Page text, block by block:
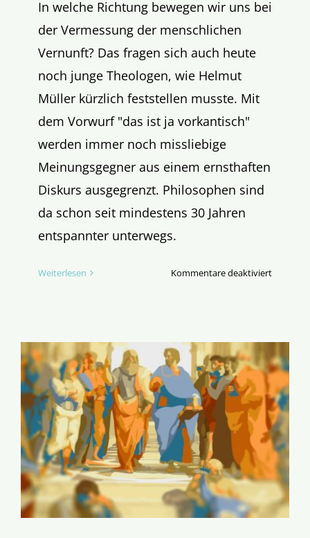
In welche Richtung bewegen wir uns bei
der Vermessung der menschlichen
Vernunft? Das fragen sich auch heute
noch junge Theologen, wie Helmut
Müller kürzlich feststellen musste. Mit
dem Vorwurf "das ist ja vorkantisch"
werden immer noch missliebige
Meinungsgegner aus einem ernsthaften
Diskurs ausgegrenzt. Philosophen sind
da schon seit mindestens 30 Jahren
entspannter unterwegs.
Weiterlesen Kommentare deaktiviertfür
Die
des
Globus